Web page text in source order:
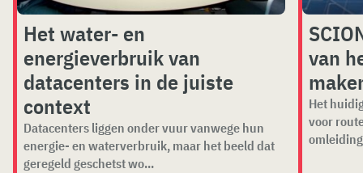
Het water- en
energieverbruik van
datacenters in de juiste
context
Datacenters liggen onder vuur vanwege hun
energie- en waterverbruik, maar het beeld dat
geregeld geschetst wo...
van
Het
voor